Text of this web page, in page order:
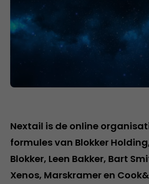
Nextail is de online
formules van Blokker
Blokker, Leen Bakker, Bart
Xenos, Marskramer en